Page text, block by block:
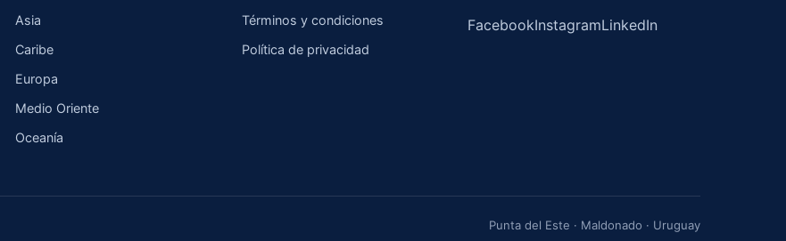
Asia
Caribe
Europa
Medio Oriente
Oceanía
Términos y condiciones
Política de privacidad
FacebookInstagramLinkedIn
Punta del Este · Maldonado · Uruguay